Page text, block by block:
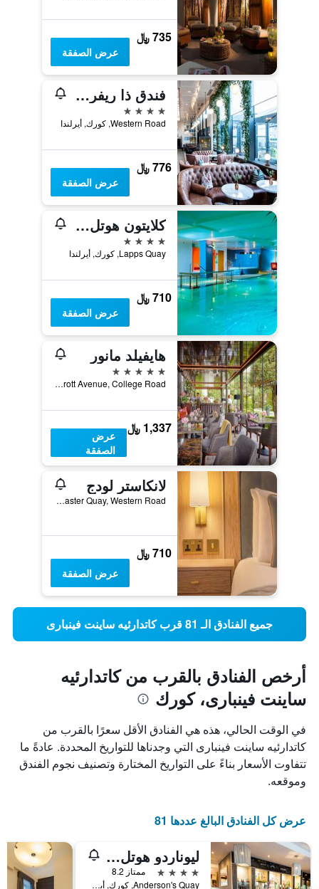
735 ﷼
عرض الصفقة
فندق ذا ريفر لي عضو في مجموعة دويل
4 نجوم
Western Road, كورك, أيرلندا
776 ﷼
عرض الصفقة
كلايتون هوتل كورك سيتي
4 نجوم
Lapps Quay, كورك, أيرلندا
710 ﷼
عرض الصفقة
هايفيلد مانور
5 نجوم
Perrott Avenue, College Road, كورك, أيرلندا
1,337 ﷼
عرض
الصفقة
لانكاستر لودج
Lancaster Quay, Western Road, كورك, أيرلندا
710 ﷼
عرض الصفقة
جميع الفنادق الـ 81 قرب كاتدارئيه ساينت فينبارى
أرخص الفنادق بالقرب من كاتدارئيه
ساينت فينبارى، كورك
في الوقت الحالي، هذه هي الفنادق الأقل سعرًا بالقرب من
كاتدارئيه ساينت فينبارى التي وجدناها للتواريخ المحددة. عادةً ما
تتفاوت الأسعار بناءً على التواريخ المختارة وتصنيف نجوم الفندق
وموقعه.
عرض كل الفنادق البالغ عددها 81
ليوناردو هوتل كورك
4 نجوم
ممتاز 8.2
Anderson's Quay, كورك, أيرلندا